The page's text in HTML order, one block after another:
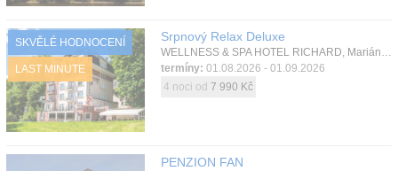
SKVĚLÉ HODNOCENÍ
LAST MINUTE
Srpnový Relax Deluxe
termíny: 01.08.2026 - 01.09.2026
4 noci od 7 990 Kč
PENZION FAN